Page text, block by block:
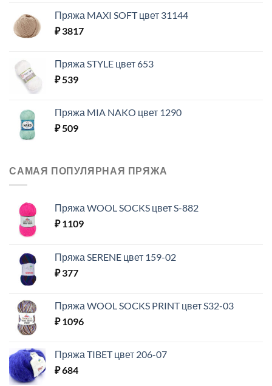
Пряжа MAXI SOFT цвет 31144
₽3817
Пряжа STYLE цвет 653
₽539
Пряжа MIA NAKO цвет 1290
₽509
САМАЯ ПОПУЛЯРНАЯ ПРЯЖА
Пряжа WOOL SOCKS цвет S-882
₽1109
Пряжа SERENE цвет 159-02
₽377
Пряжа WOOL SOCKS PRINT цвет S32-03
₽1096
Пряжа TIBET цвет 206-07
₽684